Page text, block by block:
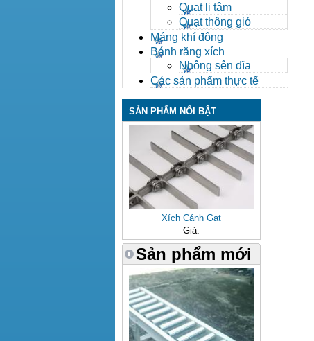
Quạt li tâm
Quạt thông gió
Máng khí động
Bánh răng xích
Nhông sên đĩa
Các sản phẩm thực tế
SẢN PHẨM NỔI BẬT
Xích Cánh Gạt
Giá:
Sản phẩm mới